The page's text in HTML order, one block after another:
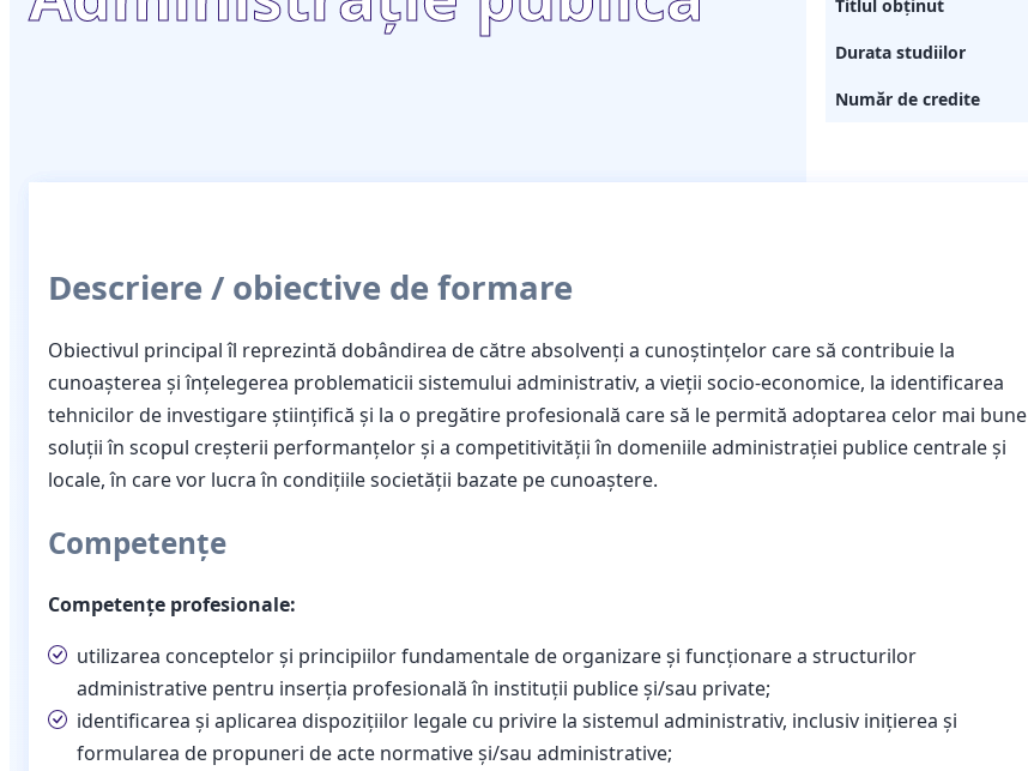
Titlul obținut
Durata studiilor
Număr de credite
Descriere / obiective de formare
Obiectivul principal îl reprezintă dobândirea de către absolvenți a cunoștințelor care să contribuie la
cunoașterea și înțelegerea problematicii sistemului administrativ, a vieții socio-economice, la identificarea
tehnicilor de investigare științifică și la o pregătire profesională care să le permită adoptarea celor mai bune
soluții în scopul creșterii performanțelor şi a competitivității în domeniile administrației publice centrale şi
locale, în care vor lucra în condițiile societății bazate pe cunoaștere.
Competențe
Competențe profesionale:
utilizarea conceptelor și principiilor fundamentale de organizare și funcționare a structurilor
administrative pentru inserția profesională în instituții publice și/sau private;
identificarea și aplicarea dispozițiilor legale cu privire la sistemul administrativ, inclusiv inițierea și
formularea de propuneri de acte normative și/sau administrative;